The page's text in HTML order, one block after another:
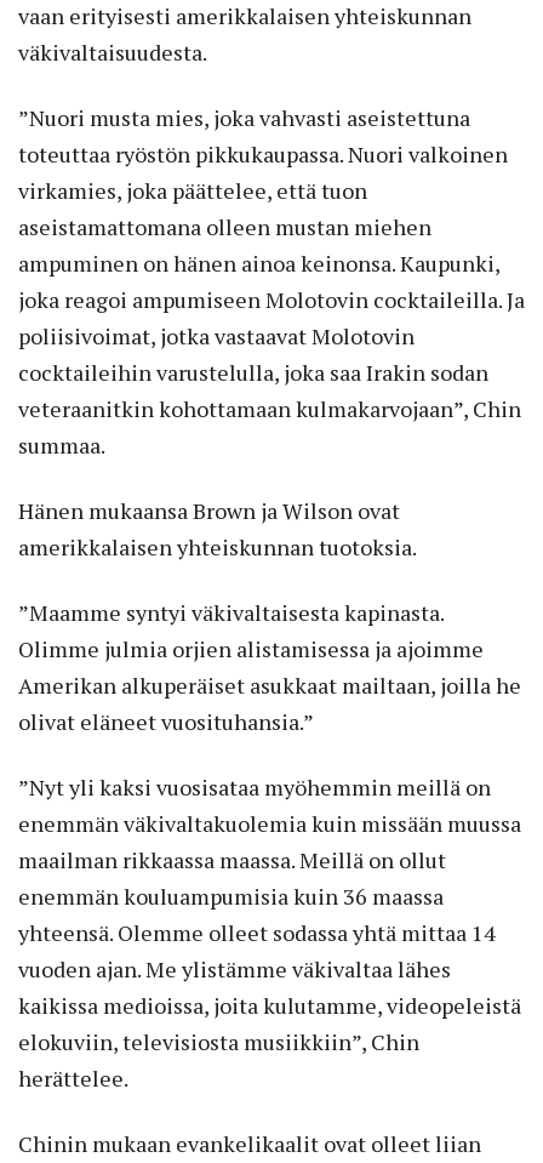
vaan erityisesti amerikkalaisen yhteiskunnan
väkivaltaisuudesta.
”Nuori musta mies, joka vahvasti aseistettuna
toteuttaa ryöstön pikkukaupassa. Nuori valkoinen
virkamies, joka päättelee, että tuon
aseistamattomana olleen mustan miehen
ampuminen on hänen ainoa keinonsa. Kaupunki,
joka reagoi ampumiseen Molotovin cocktaileilla. Ja
poliisivoimat, jotka vastaavat Molotovin
cocktaileihin varustelulla, joka saa Irakin sodan
veteraanitkin kohottamaan kulmakarvojaan”, Chin
summaa.
Hänen mukaansa Brown ja Wilson ovat
amerikkalaisen yhteiskunnan tuotoksia.
”Maamme syntyi väkivaltaisesta kapinasta.
Olimme julmia orjien alistamisessa ja ajoimme
Amerikan alkuperäiset asukkaat mailtaan, joilla he
olivat eläneet vuosituhansia.”
”Nyt yli kaksi vuosisataa myöhemmin meillä on
enemmän väkivaltakuolemia kuin missään muussa
maailman rikkaassa maassa. Meillä on ollut
enemmän kouluampumisia kuin 36 maassa
yhteensä. Olemme olleet sodassa yhtä mittaa 14
vuoden ajan. Me ylistämme väkivaltaa lähes
kaikissa medioissa, joita kulutamme, videopeleistä
elokuviin, televisiosta musiikkiin”, Chin
herättelee.
Chinin mukaan evankelikaalit ovat olleet liian